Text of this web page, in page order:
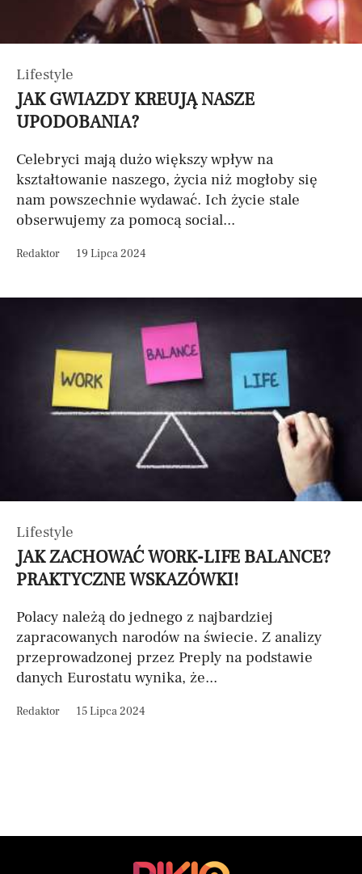
Lifestyle
JAK GWIAZDY KREUJĄ NASZE
UPODOBANIA?
Celebryci mają dużo większy wpływ na
kształtowanie naszego, życia niż mogłoby się
nam powszechnie wydawać. Ich życie stale
obserwujemy za pomocą social...
Redaktor 19 Lipca 2024
Lifestyle
JAK ZACHOWAĆ WORK-LIFE BALANCE?
PRAKTYCZNE WSKAZÓWKI!
Polacy należą do jednego z najbardziej
zapracowanych narodów na świecie. Z analizy
przeprowadzonej przez Preply na podstawie
danych Eurostatu wynika, że...
Redaktor 15 Lipca 2024